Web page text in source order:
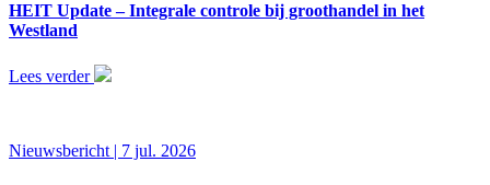
HEIT Update – Integrale controle bij groothandel in het
Westland
Lees verder
Nieuwsbericht | 7 jul. 2026